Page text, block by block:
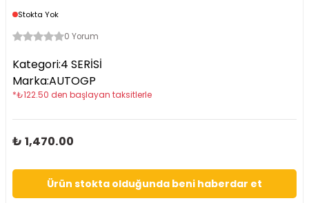
Stokta Yok
0 Yorum
Kategori:4 SERİSİ
Marka:AUTOGP
*₺122.50 den başlayan taksitlerle
₺ 1,470.00
Ürün stokta olduğunda beni haberdar et